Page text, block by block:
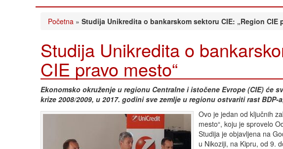
Početna » Studija Unikredita o bankarskom sektoru CIE: „Region CIE
Studija Unikredita o
CIE pravo mesto“
Ekonomsko okruženje u regionu Centralne i istočene Evrope (CIE) će
krize 2008/2009, u 2017. godini sve zemlje u regionu ostvariti rast
Ovo je jedan od ključnih
mesto“, koju je sprovelo
Studija je objavljena na
u Nikoziji, na Kipru, od 9.